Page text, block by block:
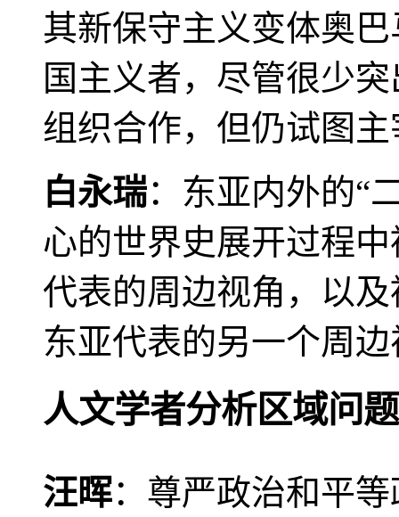
其新保守主义变体奥
国主义者，尽管很少
组织合作，但仍试图
白永瑞：东亚内外的“
心的世界史展开过程
代表的周边视角，以
东亚代表的另一个周
人文学者分析区域问题
汪晖：尊严政治和平